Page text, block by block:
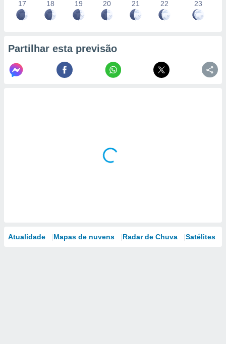
17 18 19 20 21 22 23
Partilhar esta previsão
Atualidade Mapas de nuvens Radar de Chuva Satélites